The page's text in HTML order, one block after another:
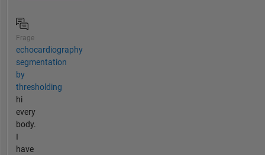
Frage
echocardiography
segmentation
by
thresholding
hi
every
body.
I
have